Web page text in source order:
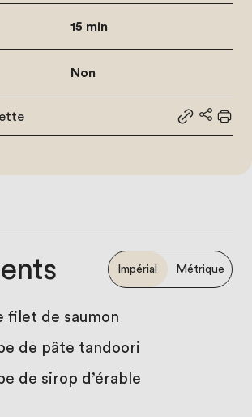
15 min
Non
Partager
Impérial Métrique
filet de saumon
de pâte tandoori
de sirop d’érable